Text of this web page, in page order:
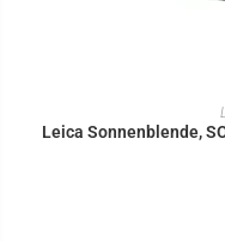
IN
Leica Sonnenblende,